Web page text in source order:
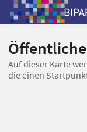
Auf dieser Karte
die einen